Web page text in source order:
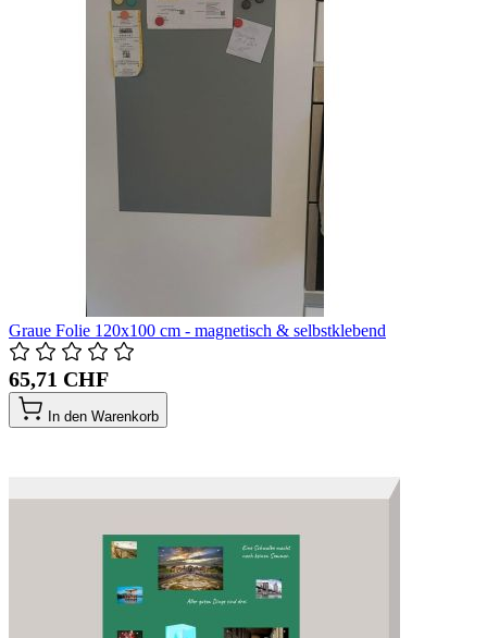
Graue Folie 120x100 cm - magnetisch & selbstklebend
65,71 CHF
In den Warenkorb